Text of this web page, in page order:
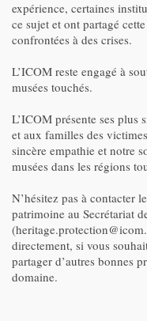
expérience, certaines
ce sujet et ont partagé
confrontées à des crises.
L’ICOM reste engagé à
musées touchés.
L’ICOM présente ses plus
et aux familles des
sincère empathie et notre
musées dans les régions
N’hésitez pas à contacter
patrimoine au Secrétariat
directement, si vous
partager d’autres bonnes
domaine.